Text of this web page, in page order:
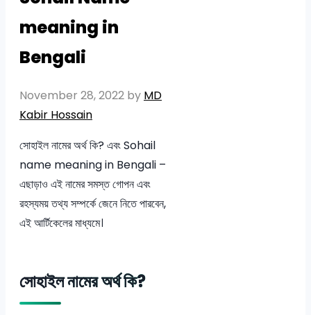
meaning in
Bengali
November 28, 2022 by MD
Kabir Hossain
সোহাইল নামের অর্থ কি? এবং Sohail
name meaning in Bengali –
এছাড়াও এই নামের সমস্ত গোপন এবং
রহস্যময় তথ্য সম্পর্কে জেনে নিতে পারবেন,
এই আর্টিকেলের মাধ্যমে।
সোহাইল নামের অর্থ কি?